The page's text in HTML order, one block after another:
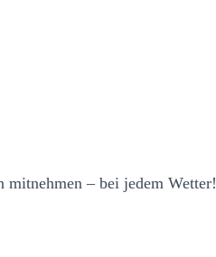
– bei jedem Wetter!